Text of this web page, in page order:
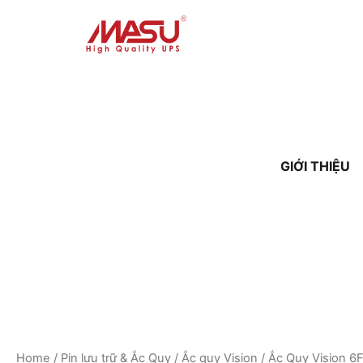
GIỚI THIỆU
Home / Pin lưu trữ & Ắc Quy / Ắc quy Vision / Ắc Quy Vision